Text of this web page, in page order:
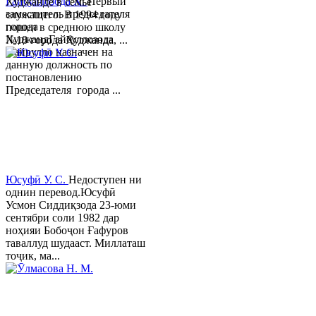
заместитель председателя
города
ХуджандГайбуллозода
Хайрулло назначен на
данную должность по
постановлению
Председателя города ...
служащего. В 1994 году
пошел в среднюю школу
№18 города Худжанда, ...
Юсуфӣ У. C. Недоступен ни
однин перевод.Юсуфӣ
Усмон Сиддиқзода 23-юми
сентябри соли 1982 дар
ноҳияи Бобоҷон Ғафуров
таваллуд шудааст. Миллаташ
тоҷик, ма...